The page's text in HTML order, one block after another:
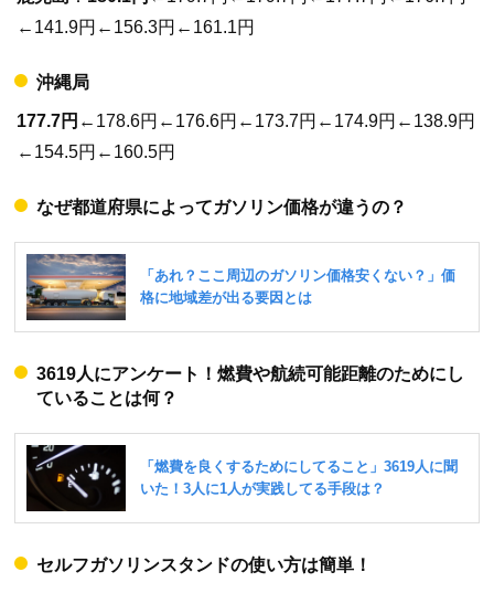
←141.9円←156.3円←161.1円
沖縄局
177.7円 ←178.6円←176.6円←173.7円←174.9円←138.9円
←154.5円←160.5円
なぜ都道府県によってガソリン価格が違うの？
3619人にアンケート！燃費や航続可能距離のためにし
ていることは何？
セルフガソリンスタンドの使い方は簡単！